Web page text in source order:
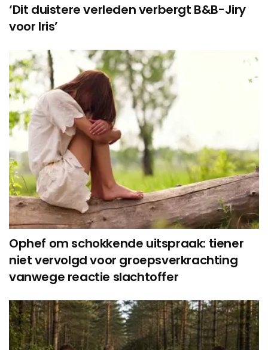
‘Dit duistere verleden verbergt B&B-Jiry
voor Iris’
Ophef om schokkende uitspraak: tiener
niet vervolgd voor groepsverkrachting
vanwege reactie slachtoffer